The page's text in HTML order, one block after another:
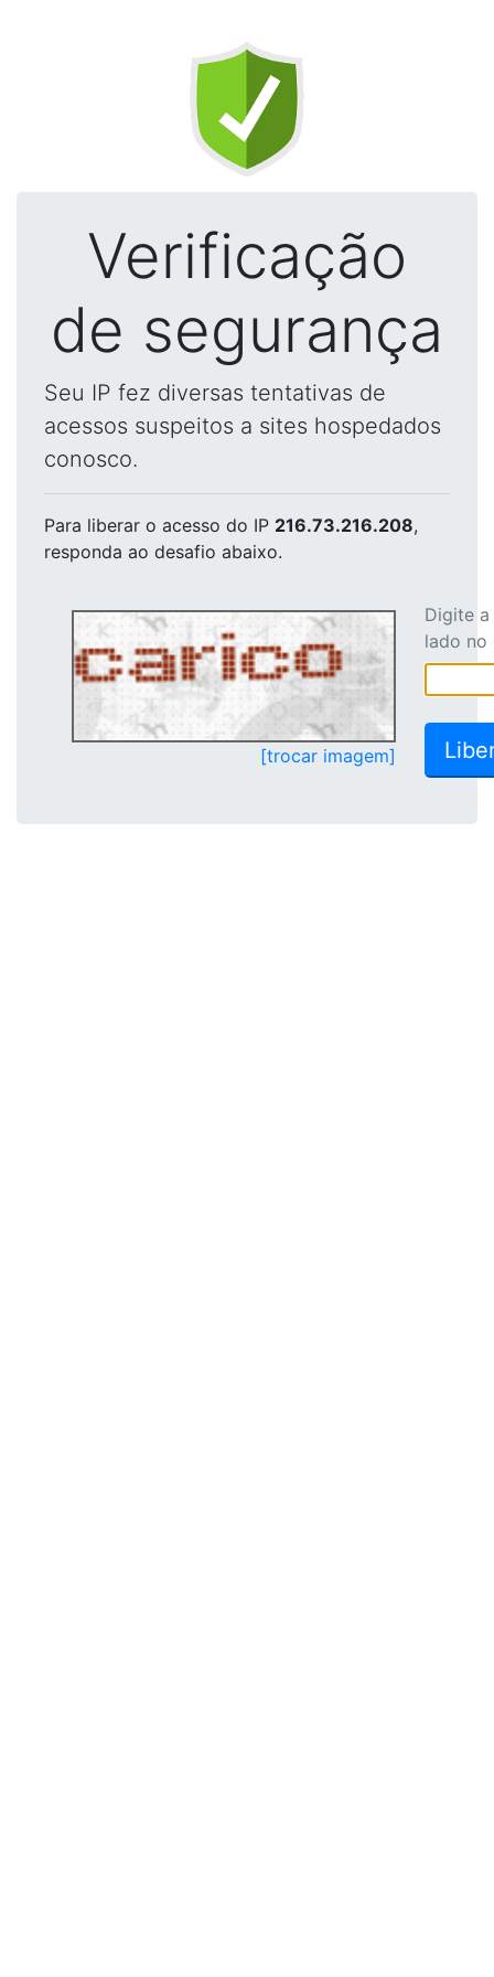
Verificação
de segurança
Seu IP fez diversas tentativas de
acessos suspeitos a sites hospedados
conosco.
Para liberar o acesso do IP 216.73.216.208,
responda ao desafio abaixo.
[trocar imagem]
Digite
lado no